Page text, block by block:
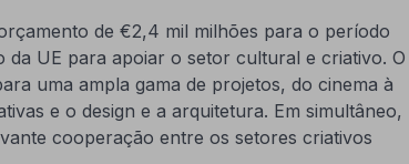
de €2,4 mil milhões para o período
da UE para apoiar o setor cultural e criativo. O
uma ampla gama de projetos, do cinema à
e o design e a arquitetura. Em simultâneo,
cooperação entre os setores criativos